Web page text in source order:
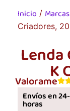
5 en
de un
Inicio / Marcas
Criadores,
K
Valorame
Envíos en
horas